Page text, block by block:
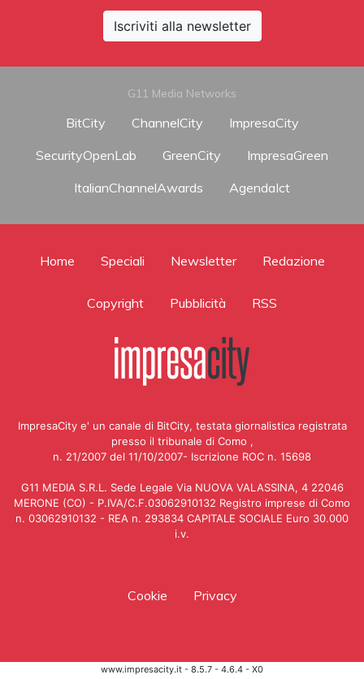
Iscriviti alla newsletter
G11 Media Networks
BitCity ChannelCity
ImpresaCity
SecurityOpenLab
GreenCity
ImpresaGreen
ItalianChannelAwards
AgendaIct
Home Speciali Newsletter Redazione
Copyright Pubblicità RSS
ImpresaCity e' un canale di BitCity, testata giornalistica registrata
presso il tribunale di Como ,
n. 21/2007 del 11/10/2007- Iscrizione ROC n. 15698
G11 MEDIA S.R.L. Sede Legale Via NUOVA VALASSINA, 4 22046
MERONE (CO) - P.IVA/C.F.03062910132 Registro imprese di Como
n. 03062910132 - REA n. 293834 CAPITALE SOCIALE Euro 30.000
i.v.
Cookie Privacy
www.impresacity.it - 8.5.7 - 4.6.4 - X0